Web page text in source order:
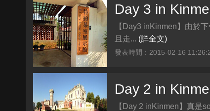
Day 3 in
【Day3 inKinmen】由於
且走... (詳全文)
發表時間：2015-02-16
Day 2 in
【Day 2 inKinmen】真是